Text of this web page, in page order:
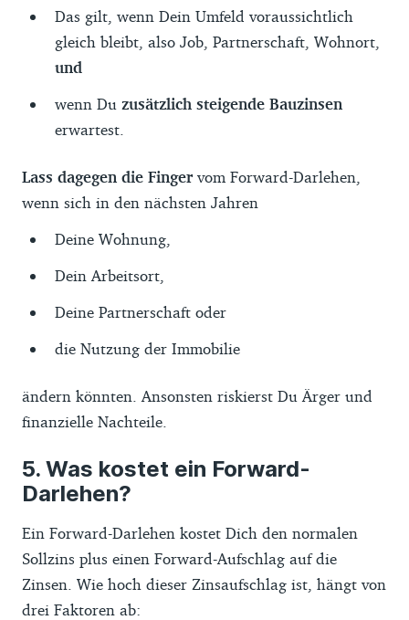
Das gilt, wenn Dein Umfeld voraussichtlich
gleich bleibt, also Job, Partnerschaft, Wohnort,
und
wenn Du zusätzlich steigende Bauzinsen
erwartest.
Lass dagegen die Finger vom Forward-Darlehen,
wenn sich in den nächsten Jahren
Deine Wohnung,
Dein Arbeitsort,
Deine Partnerschaft oder
die Nutzung der Immobilie
ändern könnten. Ansonsten riskierst Du Ärger und
finanzielle Nachteile.
Was kostet ein Forward-
Darlehen?
Ein Forward-Darlehen kostet Dich den normalen
Sollzins plus einen Forward-Aufschlag auf die
Zinsen. Wie hoch dieser Zinsaufschlag ist, hängt von
drei Faktoren ab: